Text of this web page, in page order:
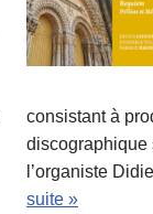
consistant à
discographique
l’organiste
suite »